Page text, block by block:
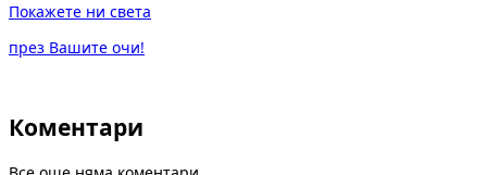
Покажете ни света
през Вашите очи!
Коментари